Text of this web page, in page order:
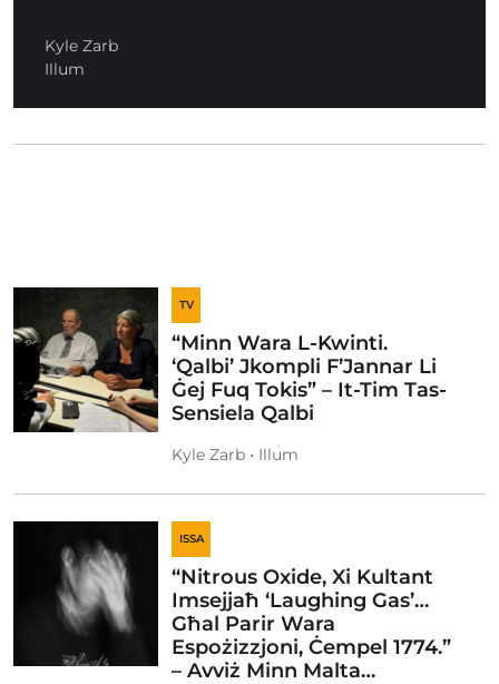
Kyle Zarb
Illum
TV
“Minn Wara L-Kwinti.
‘Qalbi’ Jkompli F’Jannar Li
Ġej Fuq Tokis” – It-Tim Tas-
Sensiela Qalbi
Kyle Zarb • Illum
ISSA
“Nitrous Oxide, Xi Kultant
Imsejjaħ ‘Laughing Gas’…
Għal Parir Wara
Espożizzjoni, Ċempel 1774.”
– Avviż Minn Malta…